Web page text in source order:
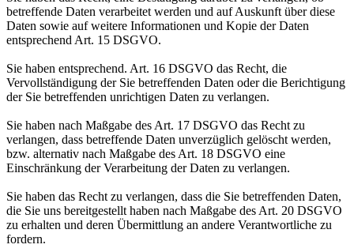
betreffende Daten verarbeitet werden und auf Auskunft über diese
Daten sowie auf weitere Informationen und Kopie der Daten
entsprechend Art. 15 DSGVO.
Sie haben entsprechend. Art. 16 DSGVO das Recht, die
Vervollständigung der Sie betreffenden Daten oder die Berichtigung
der Sie betreffenden unrichtigen Daten zu verlangen.
Sie haben nach Maßgabe des Art. 17 DSGVO das Recht zu
verlangen, dass betreffende Daten unverzüglich gelöscht werden,
bzw. alternativ nach Maßgabe des Art. 18 DSGVO eine
Einschränkung der Verarbeitung der Daten zu verlangen.
Sie haben das Recht zu verlangen, dass die Sie betreffenden Daten,
die Sie uns bereitgestellt haben nach Maßgabe des Art. 20 DSGVO
zu erhalten und deren Übermittlung an andere Verantwortliche zu
fordern.